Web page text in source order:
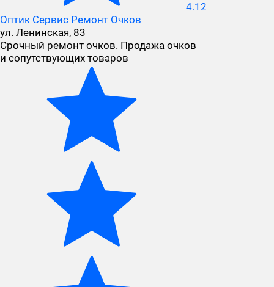
4.12
Оптик Сервис Ремонт Очков
ул. Ленинская, 83
Срочный ремонт очков. Продажа очков
и сопутствующих товаров